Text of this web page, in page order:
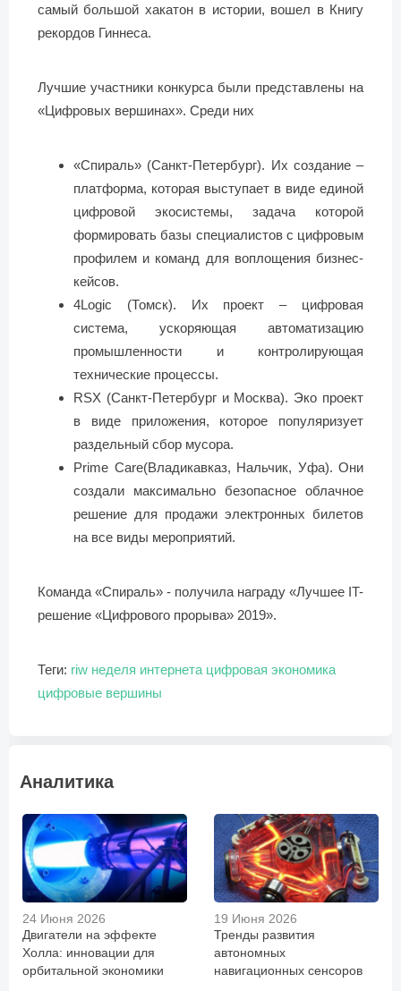
самый большой хакатон в истории, вошел в Книгу
рекордов Гиннеса.
Лучшие участники конкурса были представлены на
«Цифровых вершинах». Среди них
«Спираль» (Санкт-Петербург). Их создание –
платформа, которая выступает в виде единой
цифровой экосистемы, задача которой
формировать базы специалистов с цифровым
профилем и команд для воплощения бизнес-
кейсов.
4Logic (Томск). Их проект – цифровая
система, ускоряющая автоматизацию
промышленности и контролирующая
технические процессы.
RSX (Санкт-Петербург и Москва). Эко проект
в виде приложения, которое популяризует
раздельный сбор мусора.
Prime Care(Владикавказ, Нальчик, Уфа). Они
создали максимально безопасное облачное
решение для продажи электронных билетов
на все виды мероприятий.
Команда «Спираль» - получила награду «Лучшее IT-
решение «Цифрового прорыва» 2019».
Теги: riw неделя интернета цифровая экономика
цифровые вершины
Аналитика
24 Июня 2026
Двигатели на эффекте
Холла: инновации для
орбитальной экономики
19 Июня 2026
Тренды развития
автономных
навигационных сенсоров